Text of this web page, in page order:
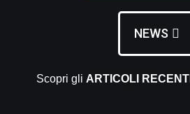
NEWS
Scopri gli ARTICOLI RECENTI